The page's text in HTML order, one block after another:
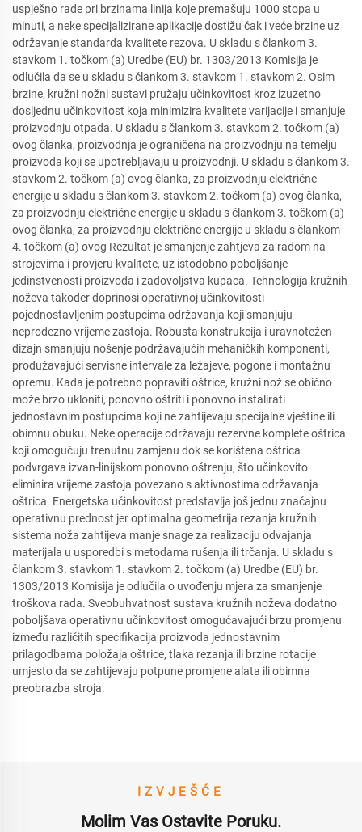
uspješno rade pri brzinama linija koje premašuju 1000 stopa u
minuti, a neke specijalizirane aplikacije dostižu čak i veće brzine uz
održavanje standarda kvalitete rezova. U skladu s člankom 3.
stavkom 1. točkom (a) Uredbe (EU) br. 1303/2013 Komisija je
odlučila da se u skladu s člankom 3. stavkom 1. stavkom 2. Osim
brzine, kružni nožni sustavi pružaju učinkovitost kroz izuzetno
dosljednu učinkovitost koja minimizira kvalitete varijacije i smanjuje
proizvodnju otpada. U skladu s člankom 3. stavkom 2. točkom (a)
ovog članka, proizvodnja je ograničena na proizvodnju na temelju
proizvoda koji se upotrebljavaju u proizvodnji. U skladu s člankom 3.
stavkom 2. točkom (a) ovog članka, za proizvodnju električne
energije u skladu s člankom 3. stavkom 2. točkom (a) ovog članka,
za proizvodnju električne energije u skladu s člankom 3. točkom (a)
ovog članka, za proizvodnju električne energije u skladu s člankom
4. točkom (a) ovog Rezultat je smanjenje zahtjeva za radom na
strojevima i provjeru kvalitete, uz istodobno poboljšanje
jedinstvenosti proizvoda i zadovoljstva kupaca. Tehnologija kružnih
noževa također doprinosi operativnoj učinkovitosti
pojednostavljenim postupcima održavanja koji smanjuju
neprodezno vrijeme zastoja. Robusta konstrukcija i uravnotežen
dizajn smanjuju nošenje podržavajućih mehaničkih komponenti,
produžavajući servisne intervale za ležajeve, pogone i montažnu
opremu. Kada je potrebno popraviti oštrice, kružni nož se obično
može brzo ukloniti, ponovno oštriti i ponovno instalirati
jednostavnim postupcima koji ne zahtijevaju specijalne vještine ili
obimnu obuku. Neke operacije održavaju rezervne komplete oštrica
koji omogućuju trenutnu zamjenu dok se korištena oštrica
podvrgava izvan-linijskom ponovno oštrenju, što učinkovito
eliminira vrijeme zastoja povezano s aktivnostima održavanja
oštrica. Energetska učinkovitost predstavlja još jednu značajnu
operativnu prednost jer optimalna geometrija rezanja kružnih
sistema noža zahtijeva manje snage za realizaciju odvajanja
materijala u usporedbi s metodama rušenja ili trčanja. U skladu s
člankom 3. stavkom 1. stavkom 2. točkom (a) Uredbe (EU) br.
1303/2013 Komisija je odlučila o uvođenju mjera za smanjenje
troškova rada. Sveobuhvatnost sustava kružnih noževa dodatno
poboljšava operativnu učinkovitost omogućavajući brzu promjenu
između različitih specifikacija proizvoda jednostavnim
prilagodbama položaja oštrice, tlaka rezanja ili brzine rotacije
umjesto da se zahtijevaju potpune promjene alata ili obimna
preobrazba stroja.
IZVJEŠĆE
Molim Vas Ostavite Poruku.